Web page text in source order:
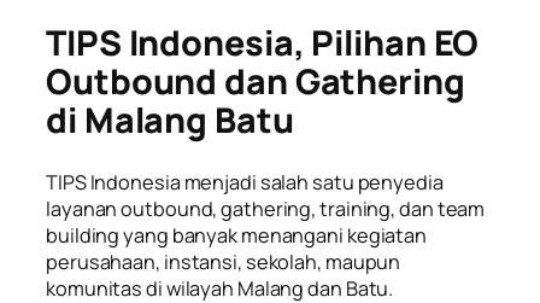
TIPS Indonesia, Pilihan EO
Outbound dan Gathering
di Malang Batu
TIPS Indonesia menjadi salah satu penyedia
layanan outbound, gathering, training, dan team
building yang banyak menangani kegiatan
perusahaan, instansi, sekolah, maupun
komunitas di wilayah Malang dan Batu.